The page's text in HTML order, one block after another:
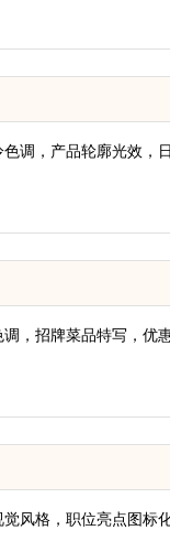
调，产品轮廓光效，
，招牌菜品特写，优
风格，职位亮点图标